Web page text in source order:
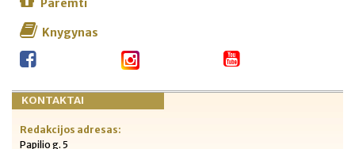
Paremti
Knygynas
KONTAKTAI
Redakcijos adresas:
Papilio g. 5